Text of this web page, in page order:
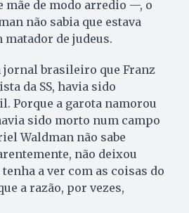
mãe de modo arredio —, o
não sabia que estava
de judeus.
jornal brasileiro que Franz
da SS, havia sido
Porque a garota namorou
sido morto num campo
Waldman não sabe
não deixou
a ver com as coisas do
a razão, por vezes,